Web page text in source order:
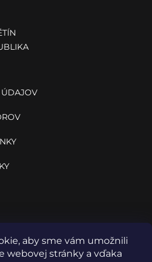
aby sme vám umožnili
webovej stránky a vďaka